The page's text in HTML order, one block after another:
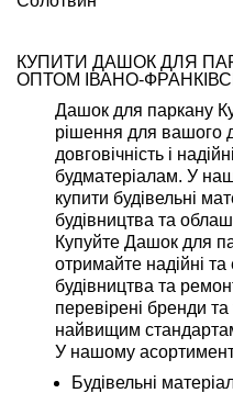
КУПИТИ ДАШОК ДЛЯ
ОПТОМ ІВАНО-
Дашок для паркану
рішення для вашого
довговічність і
будматеріалам. У
купити будівельні
будівництва та
Купуйте Дашок для
отримайте надійні
будівництва та
перевірені бренди
найвищим
У нашому
Будівельні